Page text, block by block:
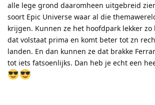
alle lege grond daaromheen uitgebreid
soort Epic Universe waar al die
krijgen. Kunnen ze het hoofdpark lekker zo
dat volstaat prima en komt beter tot zn
landen. En dan kunnen ze dat brakke
tot iets fatsoenlijks. Dan heb je echt een